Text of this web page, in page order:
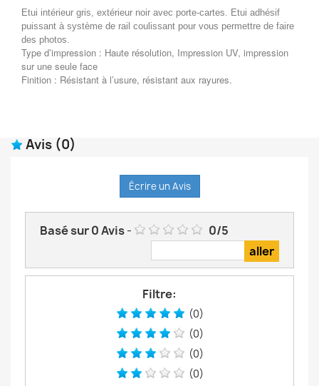
Etui intérieur gris, extérieur noir avec porte-cartes. Etui adhésif
puissant à système de rail coulissant pour vous permettre de faire
des photos.
Type d’impression : Haute résolution, Impression UV, impression
sur une seule face
Finition : Résistant à l’usure, résistant aux rayures.
Avis (0)
Écrire un Avis
Basé sur0Avis- 0/5
Filtre:
(0)
(0)
(0)
(0)